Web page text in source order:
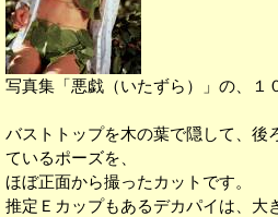
写真集「悪戯（いたずら）」の、１
バストトップを木の葉で隠して、後
ているポーズを、
ほぼ正面から撮ったカットです。
推定Ｅカップもあるデカパイは、大